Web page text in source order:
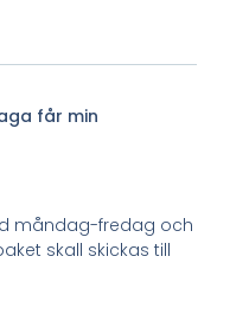
får min
måndag-fredag och
skall skickas till